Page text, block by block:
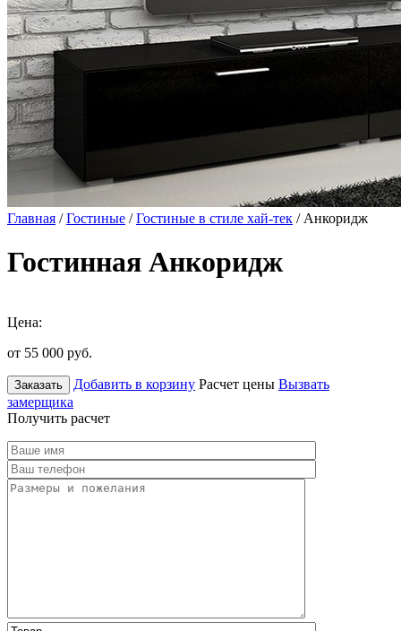
Главная /Гостиные /Гостиные в стиле хай-тек / Анкоридж
Гостинная Анкоридж
Цена:
от 55 000 руб.
Заказать Добавить в корзину Расчет цены Вызвать
замерщика
Получить расчет